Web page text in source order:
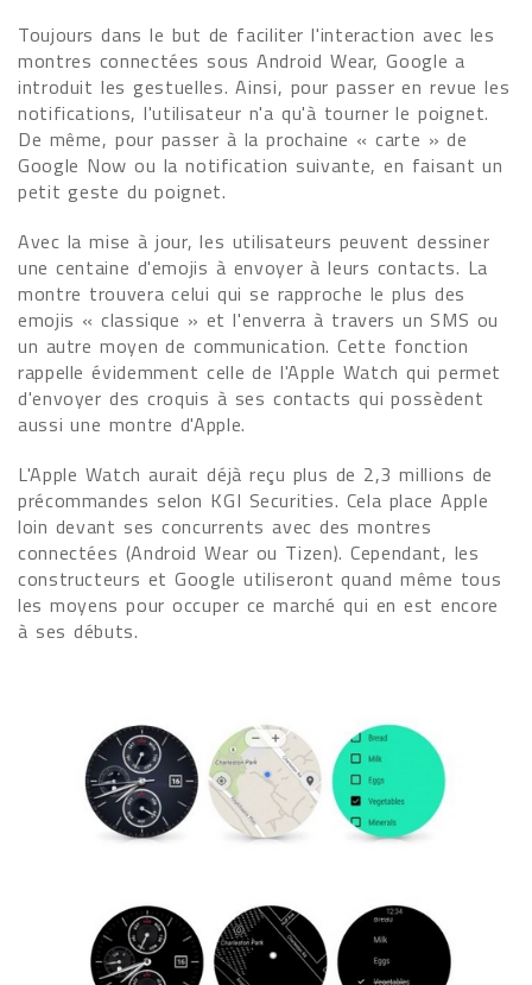
Toujours dans le but de faciliter l'interaction avec les
montres connectées sous Android Wear, Google a
introduit les gestuelles. Ainsi, pour passer en revue les
notifications, l'utilisateur n'a qu'à tourner le poignet.
De même, pour passer à la prochaine « carte » de
Google Now ou la notification suivante, en faisant un
petit geste du poignet.
Avec la mise à jour, les utilisateurs peuvent dessiner
une centaine d'emojis à envoyer à leurs contacts. La
montre trouvera celui qui se rapproche le plus des
emojis « classique » et l'enverra à travers un SMS ou
un autre moyen de communication. Cette fonction
rappelle évidemment celle de l'Apple Watch qui permet
d'envoyer des croquis à ses contacts qui possèdent
aussi une montre d'Apple.
L'Apple Watch aurait déjà reçu plus de 2,3 millions de
précommandes selon KGI Securities. Cela place Apple
loin devant ses concurrents avec des montres
connectées (Android Wear ou Tizen). Cependant, les
constructeurs et Google utiliseront quand même tous
les moyens pour occuper ce marché qui en est encore
à ses débuts.